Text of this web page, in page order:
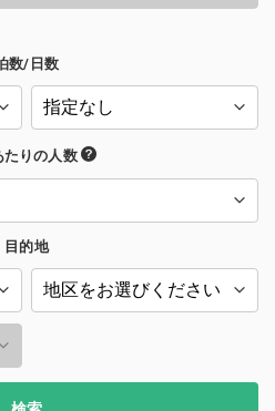
数/日数
たりの人数
目的地